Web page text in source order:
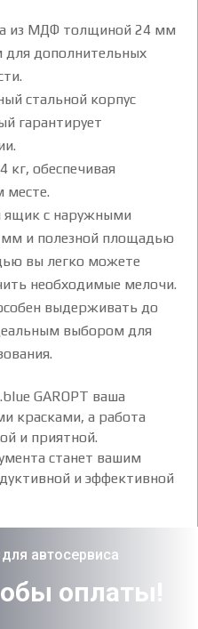
из МДФ толщиной 24 мм
дополнительных
стальной корпус
гарантирует
кг, обеспечивая
месте.
ящик с наружными
и полезной площадью
вы легко можете
необходимые мелочи.
выдерживать до
выбором для
GAROPT ваша
красками, а работа
и приятной.
станет вашим
и эффективной
автосервиса
оплаты!